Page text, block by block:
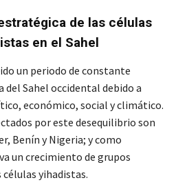
de las células
en el Sahel
un periodo de constante
del Sahel occidental debido a
económico, social y climático.
por este desequilibrio son
Benín y Nigeria; y como
un crecimiento de grupos
yihadistas.